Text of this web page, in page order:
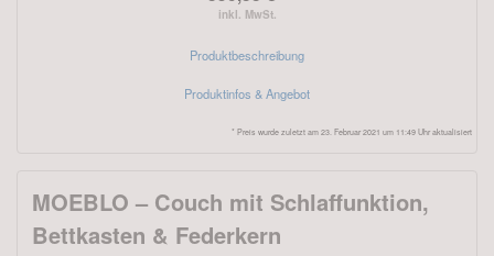
inkl. MwSt.
Produktbeschreibung
Produktinfos & Angebot
* Preis wurde zuletzt am 23. Februar 2021 um 11:49 Uhr aktualisiert
MOEBLO – Couch mit Schlaffunktion,
Bettkasten & Federkern